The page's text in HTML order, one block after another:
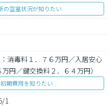
の空室状況が知りたい
消毒料１．７６万円／入居安心
円／鍵交換料２．６４万円）
初期費用を知りたい
1